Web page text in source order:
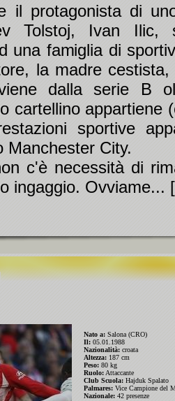
il protagonista di
Tolstoj, Ivan Ilic,
una famiglia di
la madre
dalla serie B
cartellino appartiene
sportive
Manchester City.
c'è necessità di
ingaggio. Ovviame... [
Nato a: Salona (CRO)
Il: 05.01.1988
Nazionalità: croata
Altezza: 187 cm
Peso: 80 kg
Ruolo: Attaccante
Club Scuola: Hajduk Spalato
Palmares: Vice Campione del
Nazionale: 42 presenze